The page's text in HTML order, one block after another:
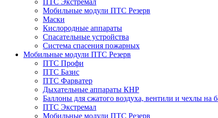
ПТС Экстремал
Мобильные модули ПТС Резерв
Маски
Кислородные аппараты
Спасательные устройства
Система спасения пожарных
Мобильные модули ПТС Резерв
ПТС Профи
ПТС Базис
ПТС Фарватер
Дыхательные аппараты КНР
Баллоны для сжатого воздуха, вентили и чехлы на
ПТС Экстремал
Мобильные модули ПТС Резерв